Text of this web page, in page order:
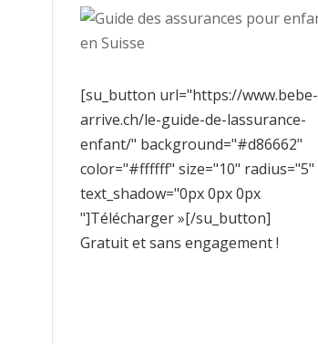
[su_button url="https://www.bebe-
arrive.ch/le-guide-de-lassurance-
enfant/" background="#d86662"
color="#ffffff" size="10" radius="5"
text_shadow="0px 0px 0px
"]Télécharger »[/su_button]
Gratuit et sans engagement !